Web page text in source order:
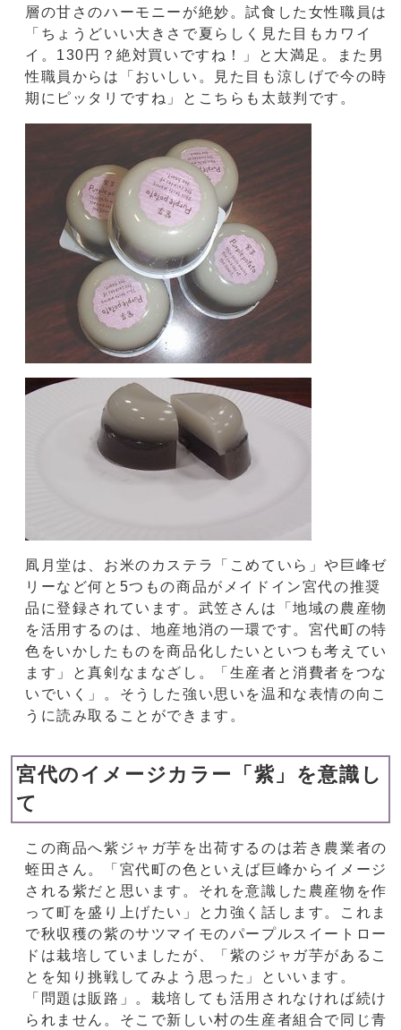
層の甘さのハーモニーが絶妙。試食した女性職員は
「ちょうどいい大きさで夏らしく見た目もカワイ
イ。130円？絶対買いですね！」と大満足。また男
性職員からは「おいしい。見た目も涼しげで今の時
期にピッタリですね」とこちらも太鼓判です。
凮月堂は、お米のカステラ「こめていら」や巨峰ゼ
リーなど何と5つもの商品がメイドイン宮代の推奨
品に登録されています。武笠さんは「地域の農産物
を活用するのは、地産地消の一環です。宮代町の特
色をいかしたものを商品化したいといつも考えてい
ます」と真剣なまなざし。「生産者と消費者をつな
いでいく」。そうした強い思いを温和な表情の向こ
うに読み取ることができます。
宮代のイメージカラー「紫」を意識し
て
この商品へ紫ジャガ芋を出荷するのは若き農業者の
蛭田さん。「宮代町の色といえば巨峰からイメージ
される紫だと思います。それを意識した農産物を作
って町を盛り上げたい」と力強く話します。これま
で秋収穫の紫のサツマイモのパープルスイートロー
ドは栽培していましたが、「紫のジャガ芋があるこ
とを知り挑戦してみよう思った」といいます。
「問題は販路」。栽培しても活用されなければ続け
られません。そこで新しい村の生産者組合で同じ青